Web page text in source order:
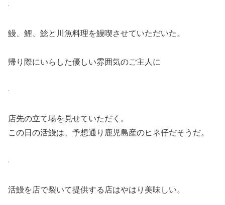
鰻、鯉、鯰と川魚料理を鰻喫させていただいた。
帰り際にいらした優しい雰囲気のご主人に
店先の立て場を見せていただく。
この日の活鰻は、予想通り鹿児島産のヒネ仔だそうだ。
活鰻を店で裂いて提供する店はやはり美味しい。